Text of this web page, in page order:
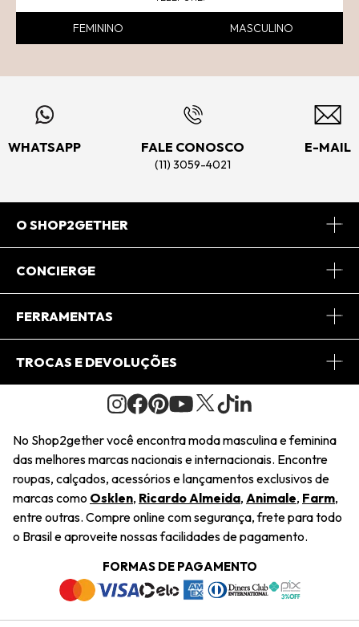
FEMININO MASCULINO
WHATSAPP FALE CONOSCO
(11) 3059-4021
E-MAIL
O SHOP2GETHER
Sobre Nós
Journal
Saiu na Mídia
Sustentabilidade
Navegando
Termos e Condições
Trabalhe Conosco
CONCIERGE
Central de Relacionamento
Regulamento e Promoções
FERRAMENTAS
Minha Conta
Pedido de Presente
Wishlist
TROCAS E DEVOLUÇÕES
Condições Gerais
Troca Fácil
Restituição de Pagamento
Dúvidas Frequentes
Termos e Condições
Política de Privacidade
No Shop2gether você encontra moda masculina e feminina
das melhores marcas nacionais e internacionais. Encontre
roupas, calçados, acessórios e lançamentos exclusivos de
marcas como Osklen, Ricardo Almeida, Animale, Farm,
entre outras. Compre online com segurança, frete para todo
o Brasil e aproveite nossas facilidades de pagamento.
FORMAS DE PAGAMENTO